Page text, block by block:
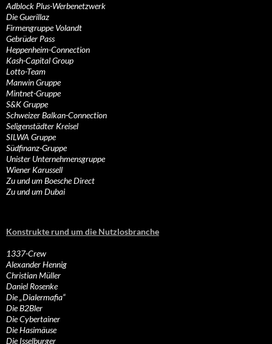
Adblock Plus-Werbenetzwerk
Die Guerillaz
Firmengruppe Volandt
Gebrüder Pass
Heppenheim-Connection
Kash-Capital Group
Lotto-Team
Manwin Gruppe
Mintnet-Gruppe
S&K Gruppe
Schweizer Balkan-Connection
Seligenstädter Kreisel
SILWA Gruppe
Südfinanz-Gruppe
Unister Unternehmensgruppe
Wiener Karussell
Zu und um Boesche Direct
Zu und um Dubai
Konstrukte rund um die Nutzlosbranche
1337-Crew
Alexander Hennig
Christian Müller
Daniel Rosenke
Die „Dialermafia“
Die B2Bler
Die Cybertainer
Die Hasimäuse
Die Isselburger